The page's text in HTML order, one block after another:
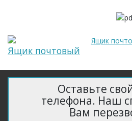
Ящик почтовый
Оставьте
телефона. Наш
Вам